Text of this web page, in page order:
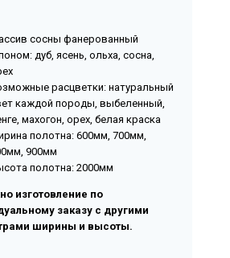
сосны фанерованный
дуб, ясень, ольха, сосна,
расцветки: натуральный
каждой породы, выбеленный,
махогон, орех, белая краска
полотна: 600мм, 700мм,
900мм
полотна: 2000мм
изготовление по
заказу с другими
ширины и высоты.